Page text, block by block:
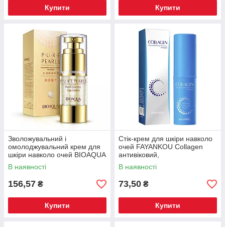
Купити Купити
Зволожувальний і
омолоджувальний крем для
шкіри навколо очей BIOAQUA
Pure Pearls з натуральною
перловою пудрою 25 г
В наявності
156,57 ₴
Купити
Стік-крем для шкіри навколо
очей FAYANKOU Collagen
антивіковий,
відновлювальний,
зволожувальний 7 г
В наявності
73,50 ₴
Купити